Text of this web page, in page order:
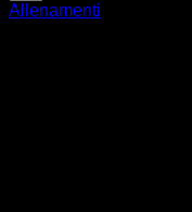
Allenamenti